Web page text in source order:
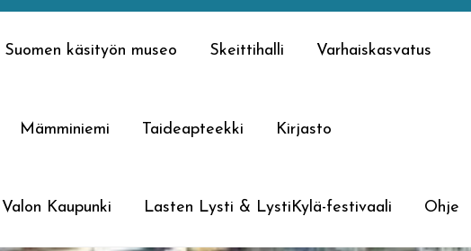
Suomen käsityön museo Skeittihalli Varhaiskasvatus
Mämminiemi Taideapteekki Kirjasto
Valon Kaupunki Lasten Lysti & LystiKylä-festivaali Ohje